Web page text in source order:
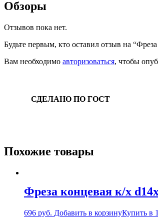
Обзоры
Отзывов пока нет.
Будьте первым, кто оставил отзыв на
Вам необходимо авторизоваться, чтобы
СДЕЛАНО ПО ГОСТ
Похожие товары
Фреза концевая к/х
696 руб. Добавить в корзинуКупить в